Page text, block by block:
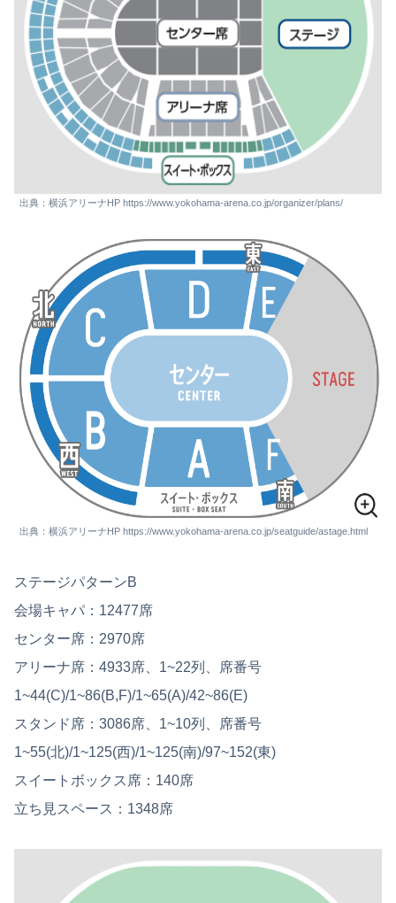
出典：横浜アリーナHP https://www.yokohama-arena.co.jp/organizer/plans/
出典：横浜アリーナHP https://www.yokohama-arena.co.jp/seatguide/astage.html
ステージパターンB
会場キャパ：12477席
センター席：2970席
アリーナ席：4933席、1~22列、席番号
1~44(C)/1~86(B,F)/1~65(A)/42~86(E)
スタンド席：3086席、1~10列、席番号
1~55(北)/1~125(西)/1~125(南)/97~152(東)
スイートボックス席：140席
立ち見スペース：1348席